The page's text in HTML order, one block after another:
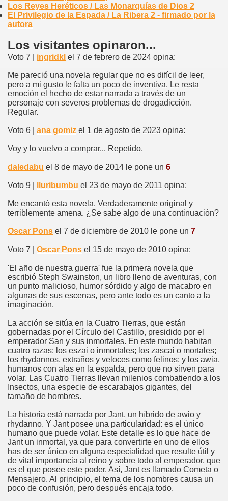
Los Reyes Heréticos / Las Monarquías de Dios 2
El Privilegio de la Espada / La Ribera 2 - firmado por la
autora
Los visitantes opinaron...
Voto 7 | ingridkl el 7 de febrero de 2024 opina:
Me pareció una novela regular que no es difícil de leer,
pero a mi gusto le falta un poco de inventiva. Le resta
emoción el hecho de estar narrada a través de un
personaje con severos problemas de drogadicción.
Regular.
Voto 6 | ana gomiz el 1 de agosto de 2023 opina:
Voy y lo vuelvo a comprar... Repetido.
daledabu el 8 de mayo de 2014 le pone un 6
Voto 9 | lluribumbu el 23 de mayo de 2011 opina:
Me encantó esta novela. Verdaderamente original y
terriblemente amena. ¿Se sabe algo de una continuación?
Oscar Pons el 7 de diciembre de 2010 le pone un 7
Voto 7 | Oscar Pons el 15 de mayo de 2010 opina:
'El año de nuestra guerra' fue la primera novela que
escribió Steph Swainston, un libro lleno de aventuras, con
un punto malicioso, humor sórdido y algo de macabro en
algunas de sus escenas, pero ante todo es un canto a la
imaginación.
La acción se sitúa en la Cuatro Tierras, que están
gobernadas por el Círculo del Castillo, presidido por el
emperador San y sus inmortales. En este mundo habitan
cuatro razas: los eszai o inmortales; los zascai o mortales;
los rhydannos, extraños y veloces como felinos; y los awia,
humanos con alas en la espalda, pero que no sirven para
volar. Las Cuatro Tierras llevan milenios combatiendo a los
Insectos, una especie de escarabajos gigantes, del
tamaño de hombres.
La historia está narrada por Jant, un híbrido de awio y
rhydanno. Y Jant posee una particularidad: es el único
humano que puede volar. Este detalle es lo que hace de
Jant un inmortal, ya que para convertirte en uno de ellos
has de ser único en alguna especialidad que resulte útil y
de vital importancia al reino y sobre todo al emperador, que
es el que posee este poder. Así, Jant es llamado Cometa o
Mensajero. Al principio, el tema de los nombres causa un
poco de confusión, pero después encaja todo.